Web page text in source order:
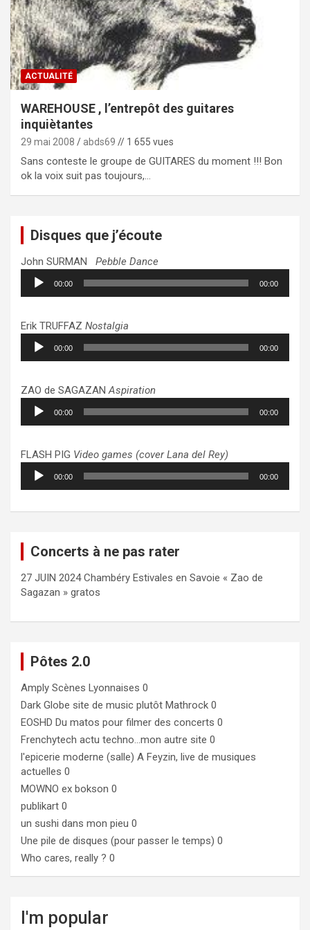
ACTUALITÉ
WAREHOUSE , l’entrepôt des guitares
inquiètantes
29 mai 2008 abds69 // 1 655 vues
Sans conteste le groupe de GUITARES du moment !!! Bon
ok la voix suit pas toujours,…
Disques que j’écoute
John SURMAN Pebble Dance
Lecteur
audio
00:00 00:00
Erik TRUFFAZ Nostalgia
Lecteur
audio
00:00 00:00
ZAO de SAGAZANAspiration
Lecteur
audio
00:00 00:00
FLASH PIG Video games (cover Lana del Rey)
Lecteur
audio
00:00 00:00
Concerts à ne pas rater
27 JUIN 2024 Chambéry Estivales en Savoie « Zao de
Sagazan » gratos
Pôtes 2.0
Amply Scènes Lyonnaises 0
Dark Globe site de music plutôt Mathrock 0
EOSHD Du matos pour filmer des concerts 0
Frenchytech actu techno…mon autre site 0
l'epicerie moderne (salle) A Feyzin, live de musiques
actuelles 0
MOWNO ex bokson 0
publikart 0
un sushi dans mon pieu 0
Une pile de disques (pour passer le temps) 0
Who cares, really ? 0
I'm popular